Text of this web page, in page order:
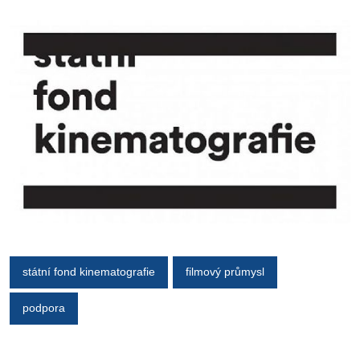
státní fond kinematografie filmový průmysl
podpora